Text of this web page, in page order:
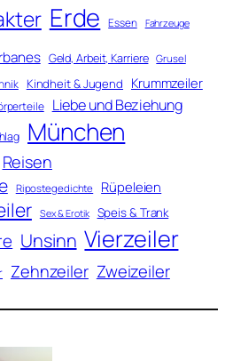
Erde Essen Fahrzeuge
Geld, Arbeit, Karriere Grusel
Kindheit & Jugend Krummzeiler
Liebe und Beziehung
München
Reisen
Ripostegedichte Rüpeleien
Sex & Erotik Speis & Trank
Unsinn Vierzeiler
Zehnzeiler Zweizeiler